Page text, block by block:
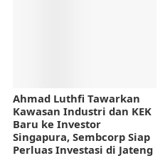
Ahmad Luthfi Tawarkan
Kawasan Industri dan KEK
Baru ke Investor
Singapura, Sembcorp Siap
Perluas Investasi di Jateng